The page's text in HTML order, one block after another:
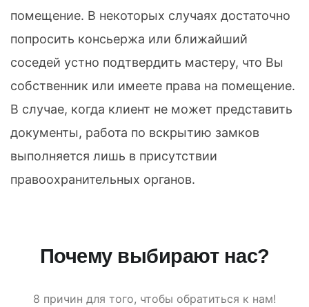
помещение. В некоторых случаях достаточно
попросить консьержа или ближайший
соседей устно подтвердить мастеру, что Вы
собственник или имеете права на помещение.
В случае, когда клиент не может представить
документы, работа по вскрытию замков
выполняется лишь в присутствии
правоохранительных органов.
Почему выбирают нас?
8 причин для того, чтобы обратиться к нам!